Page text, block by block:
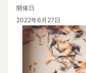
開催日
2022年6月27日